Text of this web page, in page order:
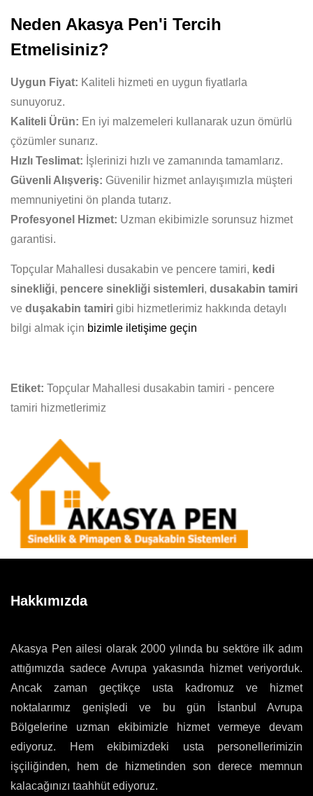
Neden Akasya Pen'i Tercih
Etmelisiniz?
Uygun Fiyat: Kaliteli hizmeti en uygun fiyatlarla
sunuyoruz.
Kaliteli Ürün: En iyi malzemeleri kullanarak uzun ömürlü
çözümler sunarız.
Hızlı Teslimat: İşlerinizi hızlı ve zamanında tamamlarız.
Güvenli Alışveriş: Güvenilir hizmet anlayışımızla müşteri
memnuniyetini ön planda tutarız.
Profesyonel Hizmet: Uzman ekibimizle sorunsuz hizmet
garantisi.
Topçular Mahallesi dusakabin ve pencere tamiri, kedi
sinekliği, pencere sinekliği sistemleri, dusakabin tamiri
ve duşakabin tamiri gibi hizmetlerimiz hakkında detaylı
bilgi almak için bizimle iletişime geçin
Etiket: Topçular Mahallesi dusakabin tamiri - pencere
tamiri hizmetlerimiz
Hakkımızda
Akasya Pen ailesi olarak 2000 yılında bu sektöre ilk adım
attığımızda sadece Avrupa yakasında hizmet veriyorduk.
Ancak zaman geçtikçe usta kadromuz ve hizmet
noktalarımız genişledi ve bu gün İstanbul Avrupa
Bölgelerine uzman ekibimizle hizmet vermeye devam
ediyoruz. Hem ekibimizdeki usta personellerimizin
işçiliğinden, hem de hizmetinden son derece memnun
kalacağınızı taahhüt ediyoruz.